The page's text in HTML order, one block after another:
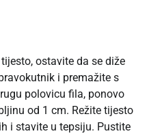
ostavite da se diže
i premažite s
polovicu fila, ponovo
od 1 cm. Režite tijesto
i stavite u tepsiju. Pustite